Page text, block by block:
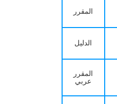
المقرر
الدليل
المقرر
عربي